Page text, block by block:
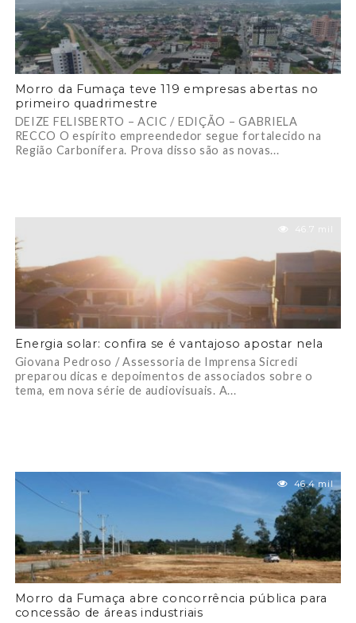
Morro da Fumaça teve 119 empresas abertas no
primeiro quadrimestre
DEIZE FELISBERTO – ACIC / EDIÇÃO – GABRIELA
RECCO O espírito empreendedor segue fortalecido na
Região Carbonífera. Prova disso são as novas...
46.7 mil
Energia solar: confira se é vantajoso apostar nela
Giovana Pedroso / Assessoria de Imprensa Sicredi
preparou dicas e depoimentos de associados sobre o
tema, em nova série de audiovisuais. A...
46.4 mil
Morro da Fumaça abre concorrência pública para
concessão de áreas industriais